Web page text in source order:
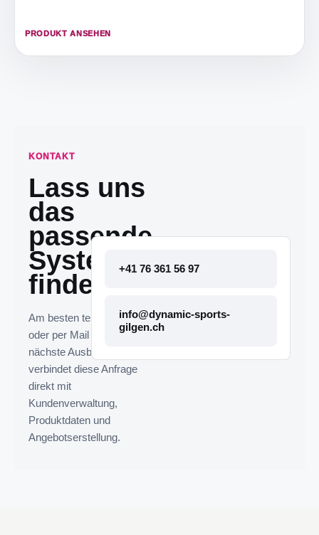
PRODUKT ANSEHEN
KONTAKT
Lass uns
das
passende
System
finden.
Am besten telefonisch
oder per Mail melden. Die
nächste Ausbaustufe
verbindet diese Anfrage
direkt mit
Kundenverwaltung,
Produktdaten und
Angebotserstellung.
+41 76 361 56 97
info@dynamic-sports-
gilgen.ch